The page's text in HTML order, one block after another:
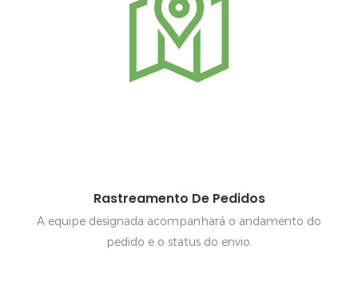
Rastreamento De Pedidos
A equipe designada acompanhará o andamento do
pedido e o status do envio.